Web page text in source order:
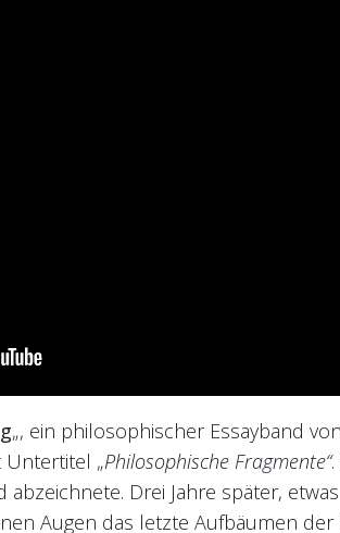
„, ein philosophischer Essayband von
Untertitel „Philosophische Fragmente“
Drei Jahre später,
Augen das letzte Aufbäumen